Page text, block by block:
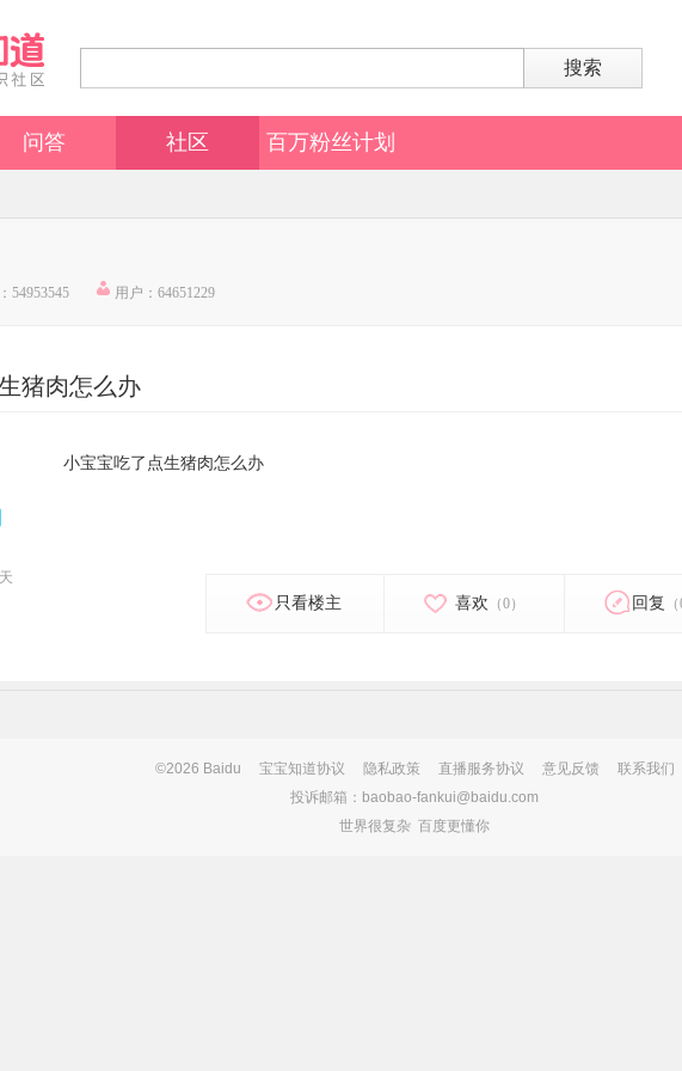
搜索
问答 社区 百万粉丝计划
54953545 用户：64651229
猪肉怎么办
小宝宝吃了点生猪肉怎么办
只看楼主 喜欢 （0） 回复
©2026 Baidu 宝宝知道协议 隐私政策 直播服务协议 意见反馈
联系我们
投诉邮箱：baobao-fankui@baidu.com
世界很复杂 百度更懂你